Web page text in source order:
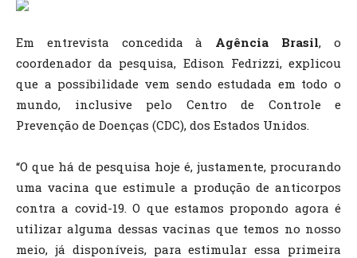
Em entrevista concedida à Agência Brasil, o
coordenador da pesquisa, Edison Fedrizzi, explicou
que a possibilidade vem sendo estudada em todo o
mundo, inclusive pelo Centro de Controle e
Prevenção de Doenças (CDC), dos Estados Unidos.
“O que há de pesquisa hoje é, justamente, procurando
uma vacina que estimule a produção de anticorpos
contra a covid-19. O que estamos propondo agora é
utilizar alguma dessas vacinas que temos no nosso
meio, já disponíveis, para estimular essa primeira